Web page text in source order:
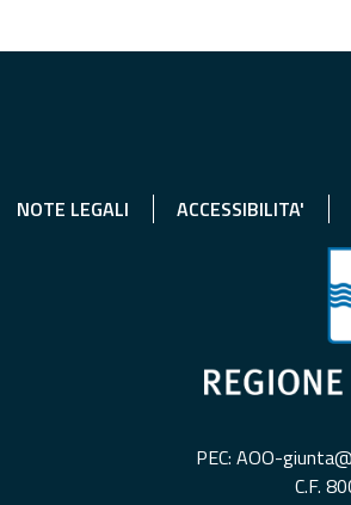
NOTE LEGALI ACCESSIBILITA'
PEC: AOO-
C.F.